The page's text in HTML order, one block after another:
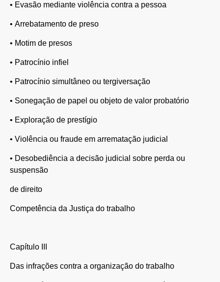
• Evasão mediante violência contra a pessoa
• Arrebatamento de preso
• Motim de presos
• Patrocínio infiel
• Patrocínio simultâneo ou tergiversação
• Sonegação de papel ou objeto de valor probatório
• Exploração de prestígio
• Violência ou fraude em arrematação judicial
• Desobediência a decisão judicial sobre perda ou
suspensão
de direito
Competência da Justiça do trabalho
Capítulo III
Das infrações contra a organização do trabalho